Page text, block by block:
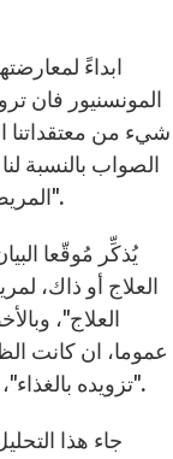
المونسنيور فان
شيء من معتقداتنا
الصواب بالنسبة
المريض على الحياة بالقوة وإطالة معاناة لا داع لها".
العلاج أو ذاك،
العلاج"،
عموما، ان كانت
تزويده بالغذاء"، فلا يجب لهذا أن "يكون اسلوبا لتقصير حياته".